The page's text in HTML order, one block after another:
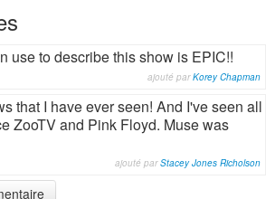
use to describe this show is EPIC!!
ajouté parKorey Chapman
that I have ever seen! And I've seen all
ZooTV and Pink Floyd. Muse was
ajouté parStacey Jones Richolson